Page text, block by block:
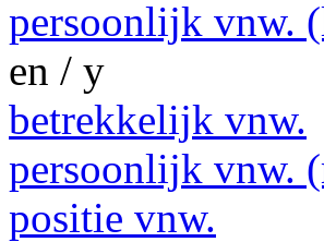
persoonlijk vnw.
en / y
betrekkelijk vnw.
persoonlijk vnw.
positie vnw.